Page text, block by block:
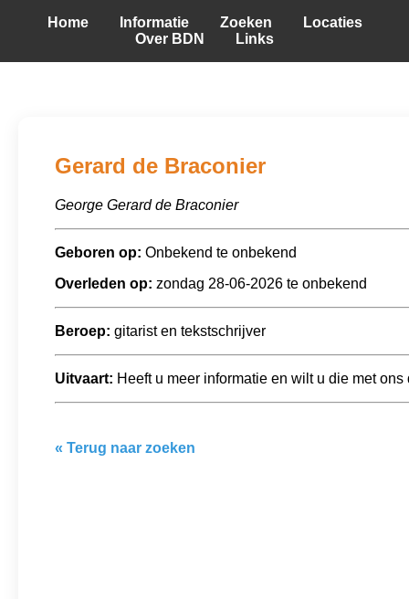
Home Informatie Zoeken
Locaties
Over BDN
Links
Gerard de Braconier
George Gerard de Braconier
Geboren op: Onbekend te onbekend
Overleden op: zondag 28-06-2026 te onbekend
Beroep: gitarist en tekstschrijver
Uitvaart: Heeft u meer informatie en wilt u die met
« Terug naar zoeken